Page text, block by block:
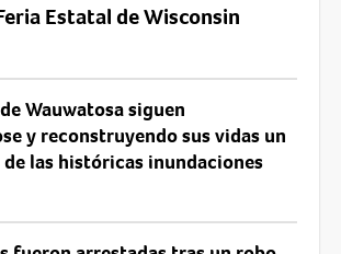
Estatal de Wisconsin
Wauwatosa siguen
y reconstruyendo sus vidas un
de las históricas inundaciones